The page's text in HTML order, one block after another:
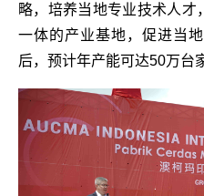
略，培养当地专业技术人
一体的产业基地，促进当
后，预计年产能可达50万台